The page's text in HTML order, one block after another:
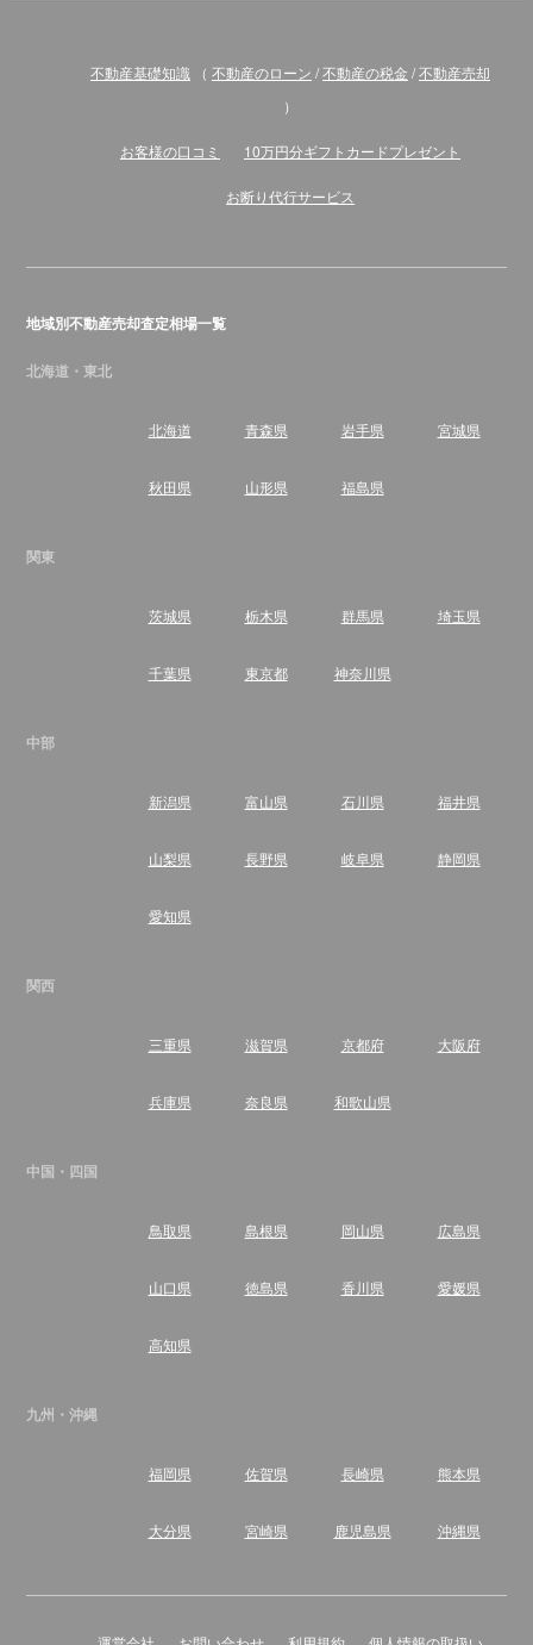
不動産基礎知識 （ 不動産のローン /不動産の税金 /不動産売却
）
お客様の口コミ 10万円分ギフトカードプレゼント
お断り代行サービス
地域別不動産売却査定相場一覧
北海道・東北
北海道 青森県 岩手県 宮城県
秋田県 山形県 福島県
関東
茨城県 栃木県 群馬県 埼玉県
千葉県 東京都 神奈川県
中部
新潟県 富山県 石川県 福井県
山梨県 長野県 岐阜県 静岡県
愛知県
関西
三重県 滋賀県 京都府 大阪府
兵庫県 奈良県 和歌山県
中国・四国
鳥取県 島根県 岡山県 広島県
山口県 徳島県 香川県 愛媛県
高知県
九州・沖縄
福岡県 佐賀県 長崎県 熊本県
大分県 宮崎県 鹿児島県 沖縄県